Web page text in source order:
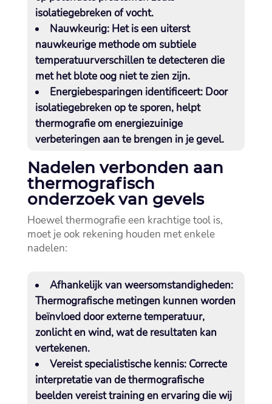
isolatiegebreken of vocht.​
Nauwkeurig:Het is een uiterst
nauwkeurige methode om subtiele
temperatuurverschillen te detecteren die
met het blote oog niet te zien zijn.​
Energiebesparingen identificeert:Door
isolatiegebreken op te sporen, helpt
thermografie om energiezuinige
verbeteringen aan te brengen in je gevel.​
Nadelen verbonden aan
thermografisch
onderzoek van gevels
Hoewel thermografie een krachtige tool is,
moet je ook rekening houden met enkele
nadelen:
Afhankelijk van weersomstandigheden:
Thermografische metingen kunnen worden
beïnvloed door externe temperatuur,
zonlicht en wind, wat de resultaten kan
vertekenen.​
Vereist specialistische kennis:Correcte
interpretatie van de thermografische
beelden vereist training en ervaring die wij